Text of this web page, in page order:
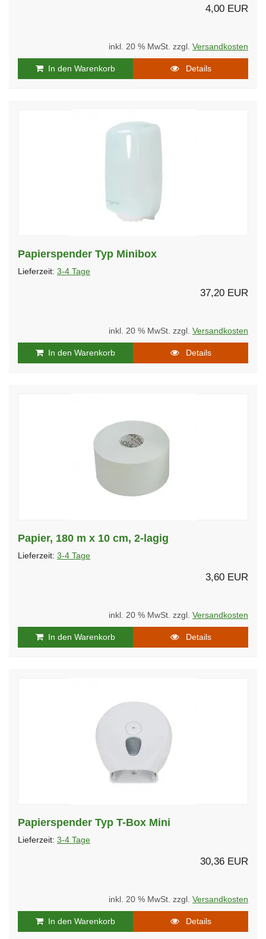
4,00 EUR
inkl. 20 % MwSt. zzgl. Versandkosten
In den Warenkorb Details
Papierspender Typ Minibox
Lieferzeit: 3-4 Tage
37,20 EUR
inkl. 20 % MwSt. zzgl. Versandkosten
In den Warenkorb Details
Papier, 180 m x 10 cm, 2-lagig
Lieferzeit: 3-4 Tage
3,60 EUR
inkl. 20 % MwSt. zzgl. Versandkosten
In den Warenkorb Details
Papierspender Typ T-Box Mini
Lieferzeit: 3-4 Tage
30,36 EUR
inkl. 20 % MwSt. zzgl. Versandkosten
In den Warenkorb Details